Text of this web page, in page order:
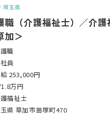
埼玉県
職（介護福祉士）／介
加＞
職
員
253,000円
万円
福祉士
県 草加市苗塚町470